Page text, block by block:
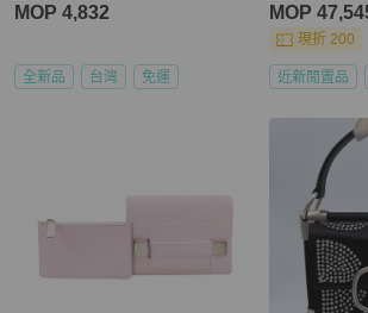
MOP 4,832
全新品 台灣 免運
MOP
現折 200
近新閒置品